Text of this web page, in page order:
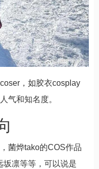
，如胶衣cosplay
气和知名度。
菌烨tako的COS作品
坂凛等等，可以说是